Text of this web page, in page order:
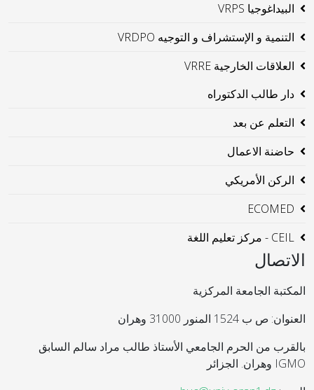
البيداغوجيا VRPS
التنمية و الإستشراف و التوجيه VRDPO
العلاقات الخارجية VRRE
دار طالب الدكتوراه
التعلم عن بعد
حاضنة الاعمال
الركن الأمريكي
ECOMED
CEIL - مركز تعليم اللغة
الاتصال
المكتبة الجامعة المركزية
العنوان: ص ب 1524 المنور 31000 وهران
بالقرب من الحرم الجامعي الأستاذ طالب مراد سالم السابق
IGMO وهران. الجزائر